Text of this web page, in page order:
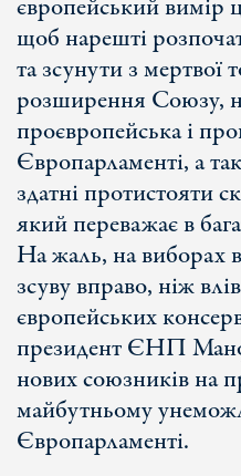
європейський вимір
щоб нарешті
та зсунути з мертвої
розширення Союзу,
проєвропейська і
Європарламенті, а
здатні протистояти
який переважає в
На жаль, на виборах
зсуву вправо, ніж
європейських
президент ЄНП
нових союзників на
майбутньому
Європарламенті.